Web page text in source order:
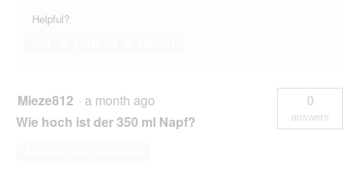
Helpful?
Mieze812 · a month ago
Wie hoch ist der 350 ml Napf?
0
answers